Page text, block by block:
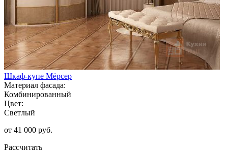
Шкаф-купе Мёрсер
Материал фасада:
Комбинированный
Цвет:
Светлый
от 41 000 руб.
Рассчитать